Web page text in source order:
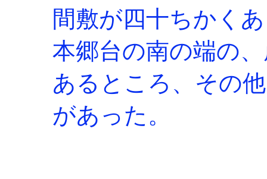
間敷が四十ちかく
本郷台の南の端の
あるところ、その
があった。